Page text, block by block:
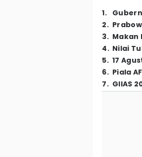
1.
2.
3. Makan
4. Nilai
5. 17
6. Piala
7. GIIAS